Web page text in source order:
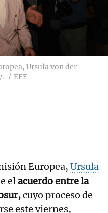
Ursula von der
EFE
Europea, Ursula
elacuerdo entre la
cuyo proceso de
este viernes,